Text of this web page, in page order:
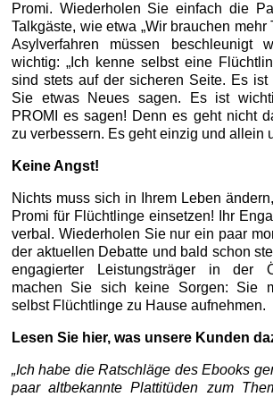
Promi. Wiederholen Sie einfach die
Talkgäste, wie etwa „Wir brauchen mehr
Asylverfahren müssen beschleunigt
wichtig: „Ich kenne selbst eine
sind stets auf der sicheren Seite. Es
Sie etwas Neues sagen. Es ist
PROMI es sagen! Denn es geht nicht
zu verbessern. Es geht einzig und allein
Keine Angst!
Nichts muss sich in Ihrem Leben
Promi für Flüchtlinge einsetzen! Ihr
verbal. Wiederholen Sie nur ein paar
der aktuellen Debatte und bald schon
engagierter Leistungsträger in der
machen Sie sich keine Sorgen: Sie
selbst Flüchtlinge zu Hause aufnehmen.
Lesen Sie hier, was unsere Kunden
„Ich habe die Ratschläge des Ebooks
paar altbekannte Plattitüden zum